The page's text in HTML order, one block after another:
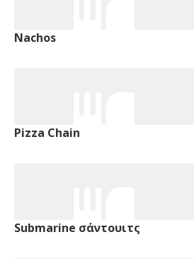
Nachos
Pizza Chain
Submarine σάντουιτς